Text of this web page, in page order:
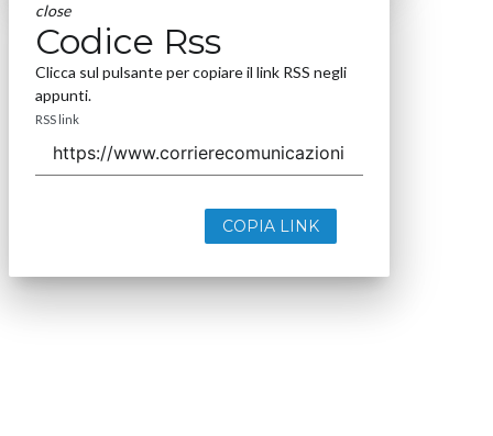
close
Codice Rss
Clicca sul pulsante per copiare il link RSS negli
appunti.
RSS link
COPIA LINK